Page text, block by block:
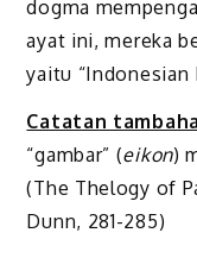
dogma
ayat ini, mereka
yaitu “Indonesian
Catatan
“gambar” (eikon)
(The Thelogy of
Dunn, 281-285)